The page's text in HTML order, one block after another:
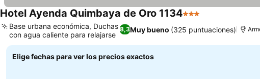
Hotel Ayenda Quimbaya de Oro 11343 Estrellas
8,3Muy bueno (325 puntuaciones)
Base urbana económica, Duchas
con agua caliente para relajarse
Elige fechas para ver los precios exactos